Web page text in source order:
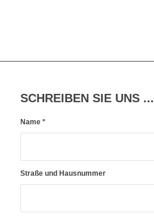
SCHREIBEN SIE UNS ...
Name *
Straße und Hausnummer